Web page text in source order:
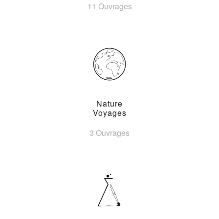
11 Ouvrages
Nature
Voyages
3 Ouvrages